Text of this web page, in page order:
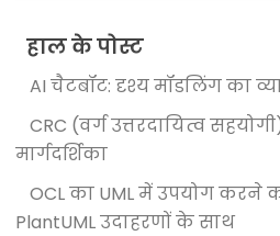
हाल के पोस्ट
AI चैटबॉट: दृश्य मॉडलिंग का
CRC (वर्ग उत्तरदायित्व
मार्गदर्शिका
OCL का UML में उपयोग करने
PlantUML उदाहरणों के साथ